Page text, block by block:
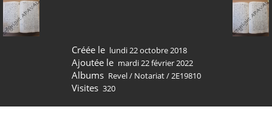
Créée le lundi 22 octobre 2018
Ajoutée le mardi 22 février 2022
Albums Revel/ Notariat/2E19810
Visites 320